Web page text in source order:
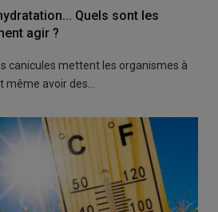
Quels sont les
agir ?
canicules mettent les organismes à
même avoir des…